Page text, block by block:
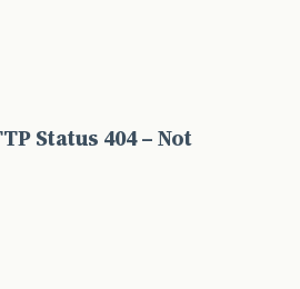
Status 404 – Not